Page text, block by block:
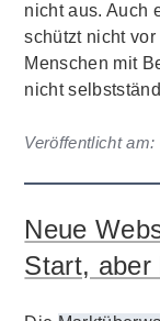
nicht aus. Auch
schützt nicht
Menschen mit
nicht
Veröffentlicht am:
Neue
Start, aber